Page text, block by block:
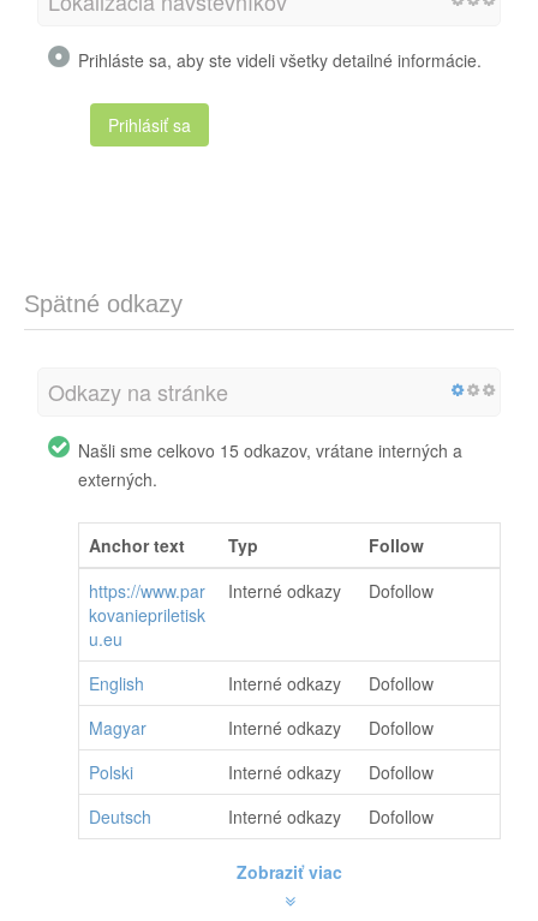
Prihláste sa, aby ste videli všetky detailné informácie.
Prihlásiť sa
Spätné odkazy
Odkazy na stránke
Našli sme celkovo 15 odkazov, vrátane interných a
externých.
Anchor text Typ
Follow
https://www.par
kovaniepriletisk
u.eu
Interné odkazy Dofollow
English Interné odkazy
Dofollow
Magyar
Interné odkazy
Dofollow
Polski
Interné odkazy
Dofollow
Deutsch
Interné odkazy Dofollow
Zobraziť viac